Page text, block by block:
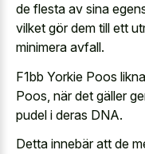
de flesta av sina
vilket gör dem till ett
minimera avfall.
F1bb Yorkie Poos
Poos, när det gäller
pudel i deras DNA.
Detta innebär att de